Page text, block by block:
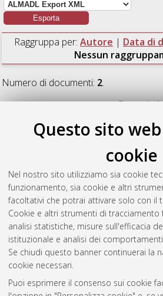
Questo sito
cookie
Nel nostro sito utilizziamo sia cookie
funzionamento, sia cookie e altri
facoltativi che potrai attivare solo con il
Cookie e altri strumenti di
analisi statistiche, misure sull'efficacia
istituzionale e analisi dei
Se chiudi questo banner continuerai la
cookie necessari.
Puoi esprimere il consenso sui cookie
Raggruppa per: Autore | Data di
Nessun
Numero di documenti: 2.
Esfahani, Hamideh(2012)Essays in
Bologna. Dottorato di ricerca in
Essays in
[Dissertation thesis], Alma Mater
Bologna. Dottorato di ricerca in
10.6092/unibo/amsdottorato/5095.
Questa lista e' stata generata ilFri
Atom
Rss 1.0